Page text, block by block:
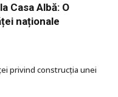
Casa Albă: O
naționale
privind construcția unei